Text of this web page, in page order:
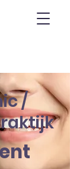
/